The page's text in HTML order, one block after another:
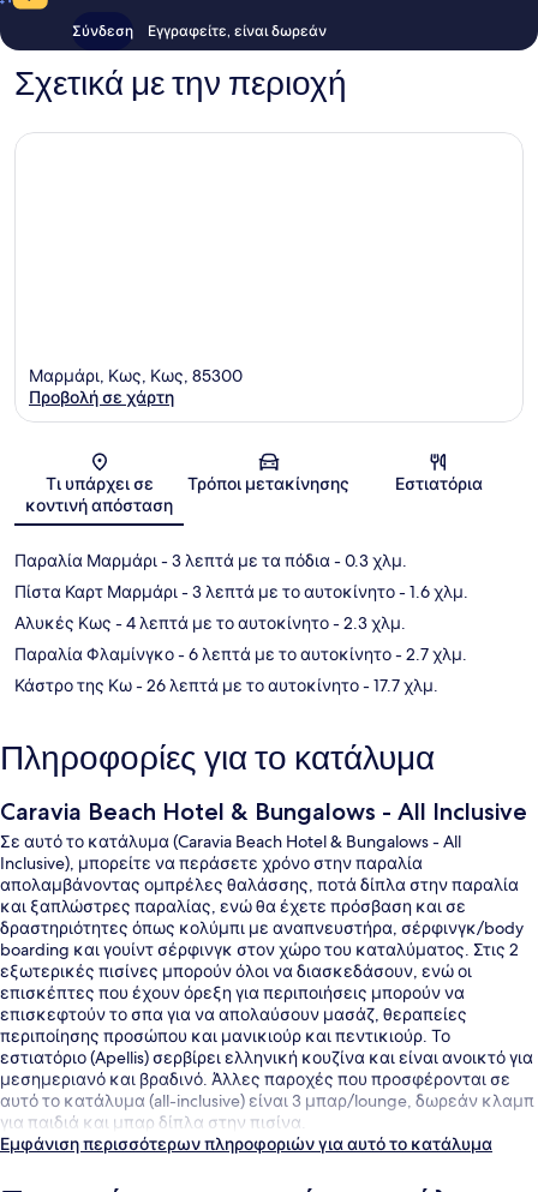
Σύνδεση Εγγραφείτε, είναι δωρεάν
Σχετικά με την περιοχή
Χάρτης
Μαρμάρι, Κως, Κως, 85300
Προβολή σε χάρτη
Τι υπάρχει σε
κοντινή απόσταση
Τρόποι μετακίνησης Εστιατόρια
Παραλία Μαρμάρι- 3 λεπτά με τα πόδια- 0.3 χλμ.
Πίστα Καρτ Μαρμάρι- 3 λεπτά με το αυτοκίνητο- 1.6 χλμ.
Αλυκές Κως - 4 λεπτά με το αυτοκίνητο- 2.3 χλμ.
Παραλία Φλαμίνγκο- 6 λεπτά με το αυτοκίνητο- 2.7 χλμ.
Κάστρο της Κω- 26 λεπτά με το αυτοκίνητο- 17.7 χλμ.
Πληροφορίες για το κατάλυμα
Caravia Beach Hotel & Bungalows - All Inclusive
Σε αυτό το κατάλυμα (Caravia Beach Hotel & Bungalows - All
Inclusive), μπορείτε να περάσετε χρόνο στην παραλία
απολαμβάνοντας ομπρέλες θαλάσσης, ποτά δίπλα στην παραλία
και ξαπλώστρες παραλίας, ενώ θα έχετε πρόσβαση και σε
δραστηριότητες όπως κολύμπι με αναπνευστήρα, σέρφινγκ/body
boarding και γουίντ σέρφινγκ στον χώρο του καταλύματος. Στις 2
εξωτερικές πισίνες μπορούν όλοι να διασκεδάσουν, ενώ οι
επισκέπτες που έχουν όρεξη για περιποιήσεις μπορούν να
επισκεφτούν το σπα για να απολαύσουν μασάζ, θεραπείες
περιποίησης προσώπου και μανικιούρ και πεντικιούρ. Το
εστιατόριο (Apellis) σερβίρει ελληνική κουζίνα και είναι ανοικτό για
μεσημεριανό και βραδινό. Άλλες παροχές που προσφέρονται σε
αυτό το κατάλυμα (all-inclusive) είναι 3 μπαρ/lounge, δωρεάν κλαμπ
για παιδιά και μπαρ δίπλα στην πισίνα.
Εμφάνιση περισσότερων πληροφοριών για αυτό το κατάλυμα